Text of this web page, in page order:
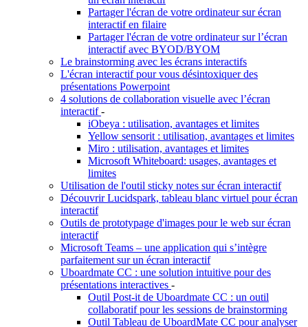
Partager l'écran de votre ordinateur sur écran
interactif en filaire
Partager l'écran de votre ordinateur sur l’écran
interactif avec BYOD/BYOM
Le brainstorming avec les écrans interactifs
L'écran interactif pour vous désintoxiquer des
présentations Powerpoint
4 solutions de collaboration visuelle avec l’écran
interactif-
iObeya : utilisation, avantages et limites
Yellow sensorit : utilisation, avantages et limites
Miro : utilisation, avantages et limites
Microsoft Whiteboard: usages, avantages et
limites
Utilisation de l'outil sticky notes sur écran interactif
Découvrir Lucidspark, tableau blanc virtuel pour écran
interactif
Outils de prototypage d'images pour le web sur écran
interactif
Microsoft Teams – une application qui s’intègre
parfaitement sur un écran interactif
Uboardmate CC : une solution intuitive pour des
présentations interactives -
Outil Post-it de Uboardmate CC : un outil
collaboratif pour les sessions de brainstorming
Outil Tableau de UboardMate CC pour analyser